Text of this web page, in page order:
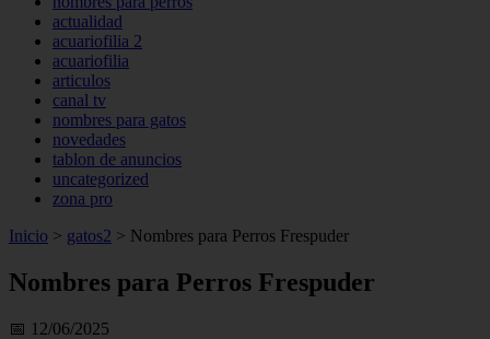
actualidad
acuariofilia 2
acuariofilia
articulos
canal tv
nombres para gatos
novedades
tablon de anuncios
uncategorized
zona pro
Inicio > gatos2 > Nombres para Perros Frespuder
Nombres para Perros Frespuder
📅 12/06/2025